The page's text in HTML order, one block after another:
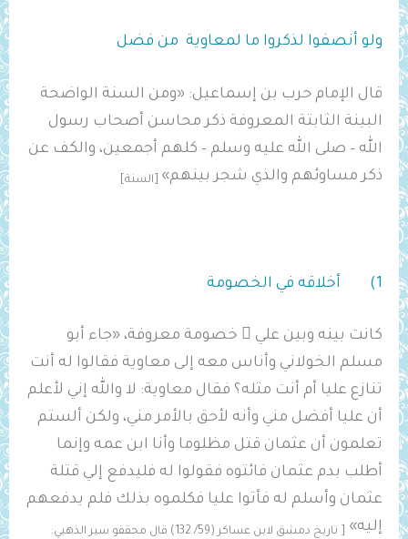
ولو أنصفوا لذكروا ما لمعاوية من فضل
قال الإمام حرب بن إسماعيل: «ومن السنة الواضحة
البينة الثابتة المعروفة ‌ذكر ‌محاسن ‌أصحاب رسول
الله – صلى الله عليه وسلم – كلهم أجمعين، والكف عن
ذكر مساوئهم والذي شجر بينهم» [السنة]
1) أخلاقه في الخصومة
كانت بينه وبين علي  خصومة معروفة، «جاء أبو
مسلم الخولاني وأناس معه إلى معاوية فقالوا له أنت
تنازع عليا أم أنت مثله؟ فقال معاوية: لا والله إني لأعلم
أن عليا أفضل مني وأنه لأحق بالأمر مني، ولكن ألستم
تعلمون أن عثمان قتل مظلوما وأنا ابن عمه وإنما
أطلب بدم عثمان فائتوه فقولوا له ‌فليدفع ‌إلي ‌قتلة
‌عثمان وأسلم له فأتوا عليا فكلموه بذلك فلم يدفعهم
إليه»
[ تاريخ دمشق لابن عساكر (59/ 132) قال محققو سير الذهبي: